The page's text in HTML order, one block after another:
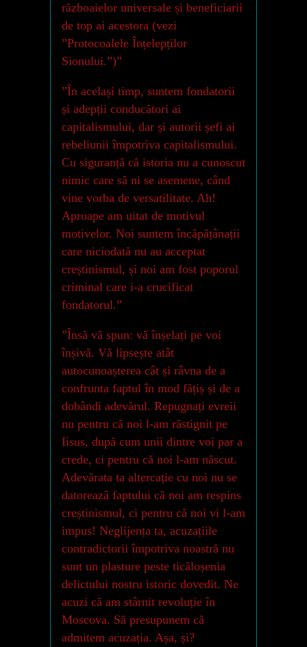
războaielor universale și beneficiarii
de top ai acestora (vezi
”Protocoalele Înțelepților
Sionului.”)”
”În același timp, suntem fondatorii
și adepții conducători ai
capitalismului, dar și autorii șefi ai
rebeliunii împotriva capitalismului.
Cu siguranță că istoria nu a cunoscut
nimic care să ni se asemene, când
vine vorba de versatilitate. Ah!
Aproape am uitat de motivul
motivelor. Noi suntem încăpățânații
care niciodată nu au acceptat
creștinismul, și noi am fost poporul
criminal care i-a crucificat
fondatorul.”
”Însă vă spun: vă înșelați pe voi
înșivă. Vă lipsește atât
autocunoașterea cât și râvna de a
confrunta faptul în mod fățiș și de a
dobândi adevărul. Repugnați evreii
nu pentru că noi l-am răstignit pe
Iisus, după cum unii dintre voi par a
crede, ci pentru că noi l-am născut.
Adevărata ta altercație cu noi nu se
datorează faptului că noi am respins
creștinismul, ci pentru că noi vi l-am
impus! Neglijența ta, acuzațiile
contradictorii împotriva noastră nu
sunt un plasture peste ticăloșenia
delictului nostru istoric dovedit. Ne
acuzi că am stârnit revoluție în
Moscova. Să presupunem că
admitem acuzația. Așa, și?